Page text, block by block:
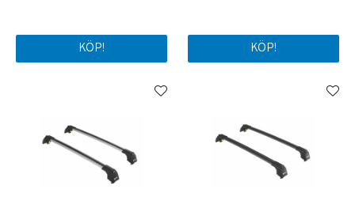
KÖP! KÖP!